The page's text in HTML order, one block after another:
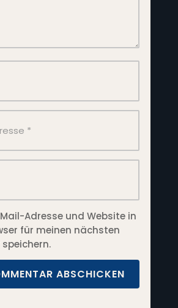
Adresse und Website in
für meinen nächsten
ABSCHICKEN